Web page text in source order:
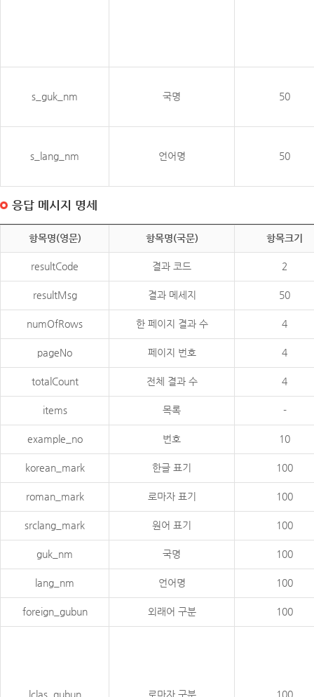
s_guk_nm 국명 50
s_lang_nm 언어명 50
응답 메시지 명세
항목명(영문) 항목명(국문) 항목크기
resultCode 결과 코드 2
resultMsg 결과 메세지 50
numOfRows 한 페이지 결과 수 4
pageNo 페이지 번호 4
totalCount 전체 결과 수 4
items 목록 -
example_no 번호 10
korean_mark 한글 표기 100
roman_mark 로마자 표기 100
srclang_mark 원어 표기 100
guk_nm 국명 100
lang_nm 언어명 100
foreign_gubun 외래어 구분 100
lclas_gubun 로마자 구분 100